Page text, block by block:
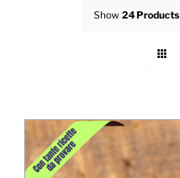
Show 24 Products